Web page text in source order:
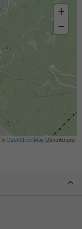
+
−
©OpenStreetMapContributors